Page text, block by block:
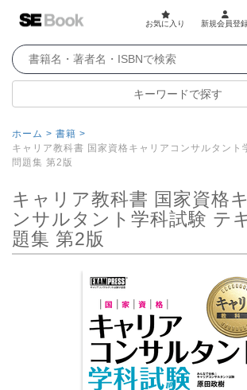
お気に入り 新規会員登
キーワードで探す
ホーム > 書籍 >
キャリア教科書 国家資格キャリアコンサルタント
問題集 第2版
キャリア教科書 国家資格
ンサルタント学科試験 テ
題集 第2版